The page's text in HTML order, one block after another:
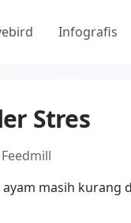
Infografis
Stres